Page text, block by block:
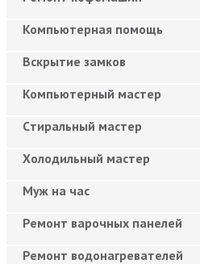
Компьютерная помощь
Вскрытие замков
Компьютерный мастер
Cтиральный мастер
Холодильный мастер
Муж на час
Ремонт варочных панелей
Ремонт водонагревателей